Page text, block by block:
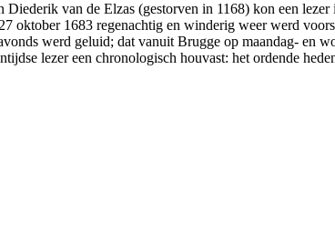
Diederik van de Elzas (gestorven in 1168) kon een
oktober 1683 regenachtig en winderig weer werd
avonds werd geluid; dat vanuit Brugge op maandag-
lezer een chronologisch houvast: het ordende